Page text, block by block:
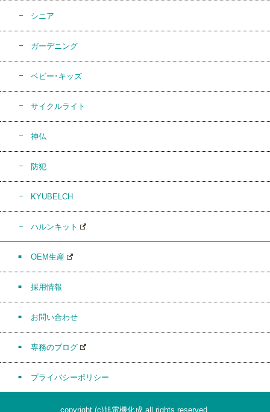
シニア
ガーデニング
ベビー･キッズ
サイクルライト
神仏
防犯
KYUBELCH
ハルンキット
OEM生産
採用情報
お問い合わせ
専務のブログ
プライバシーポリシー
copyright (c)旭電機化成 all rights reserved.